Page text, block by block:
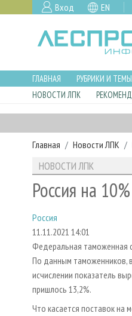
Вход EN
ГЛАВНАЯ РУБРИКИ И ТЕМЫ
НОВОСТИ ЛПК
Главная Новости ЛПК
НОВОСТИ ЛПК
Россия на
Россия
11.11.2021 14:01
Федеральная таможенная
По данным таможенников,
исчислении показатель
пришлось 13,2%.
Что касается поставок